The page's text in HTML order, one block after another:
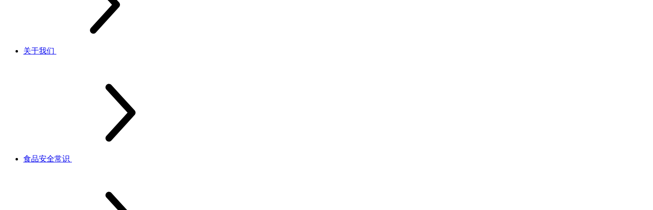
关于我们
食品安全常识